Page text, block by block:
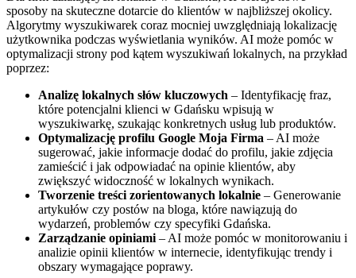
sposoby na skuteczne dotarcie do klientów w najbliższej okolicy.
Algorytmy wyszukiwarek coraz mocniej uwzględniają lokalizację
użytkownika podczas wyświetlania wyników. AI może pomóc w
optymalizacji strony pod kątem wyszukiwań lokalnych, na przykład
poprzez:
Analizę lokalnych słów kluczowych – Identyfikację fraz,
które potencjalni klienci w Gdańsku wpisują w
wyszukiwarkę, szukając konkretnych usług lub produktów.
Optymalizację profilu Google Moja Firma – AI może
sugerować, jakie informacje dodać do profilu, jakie zdjęcia
zamieścić i jak odpowiadać na opinie klientów, aby
zwiększyć widoczność w lokalnych wynikach.
Tworzenie treści zorientowanych lokalnie – Generowanie
artykułów czy postów na bloga, które nawiązują do
wydarzeń, problemów czy specyfiki Gdańska.
Zarządzanie opiniami – AI może pomóc w monitorowaniu i
analizie opinii klientów w internecie, identyfikując trendy i
obszary wymagające poprawy.